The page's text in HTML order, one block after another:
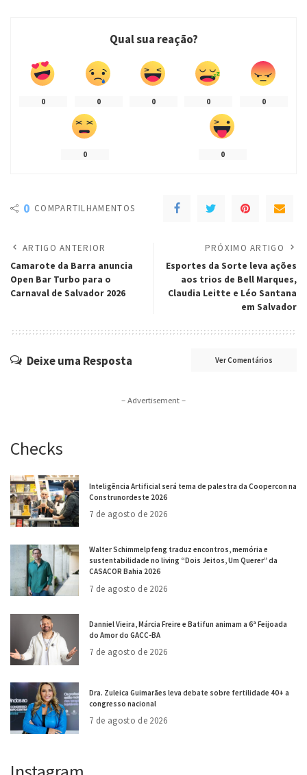
Qual sua reação?
0 0 0 0 0
0 0
0 COMPARTILHAMENTOS
ARTIGO ANTERIOR
Camarote da Barra anuncia
Open Bar Turbo para o
Carnaval de Salvador 2026
PRÓXIMO ARTIGO
Esportes da Sorte leva ações
aos trios de Bell Marques,
Claudia Leitte e Léo Santana
em Salvador
Deixe uma Resposta Ver Comentários
– Advertisement –
Checks
Inteligência Artificial será tema de palestra da Coopercon na
Construnordeste 2026
7 de agosto de 2026
Walter Schimmelpfeng traduz encontros, memória e
sustentabilidade no living “Dois Jeitos, Um Querer” da
CASACOR Bahia 2026
7 de agosto de 2026
Danniel Vieira, Márcia Freire e Batifun animam a 6ª Feijoada
do Amor do GACC-BA
7 de agosto de 2026
Dra. Zuleica Guimarães leva debate sobre fertilidade 40+ a
congresso nacional
7 de agosto de 2026